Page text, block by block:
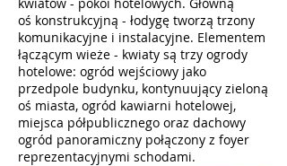
oś konstrukcyjną - łodygę tworzą trzony
komunikacyjne i instalacyjne. Elementem
łączącym wieże - kwiaty są trzy ogrody
hotelowe: ogród wejściowy jako
przedpole budynku, kontynuujący zieloną
oś miasta, ogród kawiarni hotelowej,
miejsca półpublicznego oraz dachowy
ogród panoramiczny połączony z foyer
reprezentacyjnymi schodami.